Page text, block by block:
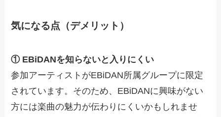
気になる点（デメリット）
① EBiDANを知らないと入りにくい
参加アーティストがEBiDAN所属グループに限定
されています。そのため、EBiDANに興味がない
方には楽曲の魅力が伝わりにくいかもしれませ